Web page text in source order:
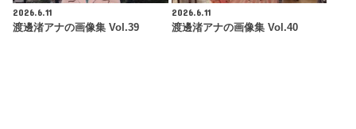
2026.6.11
渡邊渚アナの画像集 Vol.39
2026.6.11
渡邊渚アナの画像集 Vol.40